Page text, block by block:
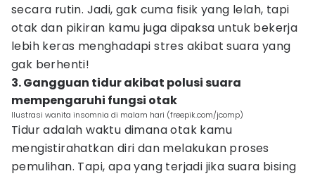
secara rutin. Jadi, gak cuma fisik yang lelah, tapi
otak dan pikiran kamu juga dipaksa untuk bekerja
lebih keras menghadapi stres akibat suara yang
gak berhenti!
3. Gangguan tidur akibat polusi suara
mempengaruhi fungsi otak
Ilustrasi wanita insomnia di malam hari (freepik.com/jcomp)
Tidur adalah waktu dimana otak kamu
mengistirahatkan diri dan melakukan proses
pemulihan. Tapi, apa yang terjadi jika suara bising